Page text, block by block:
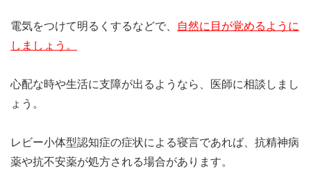
電気をつけて明るくするなどで、
自然に目が覚めるように
しましょう。
心配な時や生活に支障が出るようなら、医師に相談しまし
ょう。
レビー小体型認知症の症状による寝言であれば、抗精神病
薬や抗不安薬が処方される場合があります。